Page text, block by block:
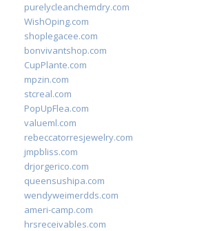
purelycleanchemdry.com
WishOping.com
shoplegacee.com
bonvivantshop.com
CupPlante.com
mpzin.com
stcreal.com
PopUpFlea.com
valueml.com
rebeccatorresjewelry.com
jmpbliss.com
drjorgerico.com
queensushipa.com
wendyweimerdds.com
ameri-camp.com
hrsreceivables.com